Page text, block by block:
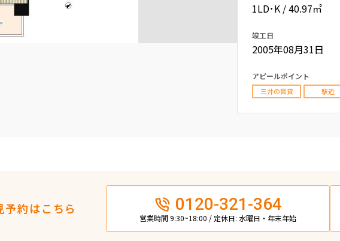
1LD･K / 40.97㎡
竣工日
2005年08月31日
アピールポイント
三井の賃貸 駅近
約はこちら 0120-321-364
営業時間 9:30~18:00 / 定休日: 水曜日・年末年始